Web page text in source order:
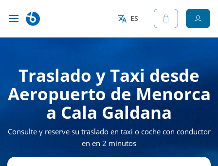
ES
Traslado y Taxi desde
Aeropuerto de Menorca
a Cala Galdana
Consulte y reserve su traslado en taxi o coche con conductor
en en 2 minutos